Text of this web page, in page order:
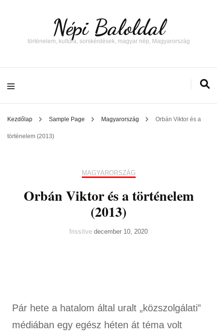
Népi Baloldal
történelem, kultúra, sorskérdések, magyar nép, Magyarország
Kezdőlap Sample Page Magyarország Orbán Viktor és a
történelem (2013)
MAGYARORSZÁG
Orbán Viktor és a történelem
(2013)
frissítve december 10, 2020
Pár hete a hatalom által uralt „közszolgálati”
médiában egy egész héten át téma volt